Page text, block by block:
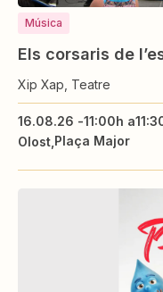
Música
Els corsaris de
Xip Xap, Teatre
16.08.26 -11:00h a
Olost Plaça Major